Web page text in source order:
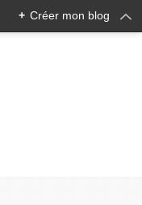
+ Créer mon blog